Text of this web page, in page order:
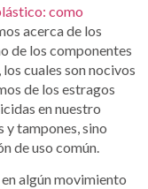
como
acerca de los
de los componentes
cuales son nocivos
de los estragos
en nuestro
y tampones, sino
de uso común.
algún movimiento